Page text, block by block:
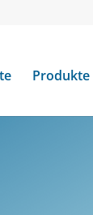
Produkte